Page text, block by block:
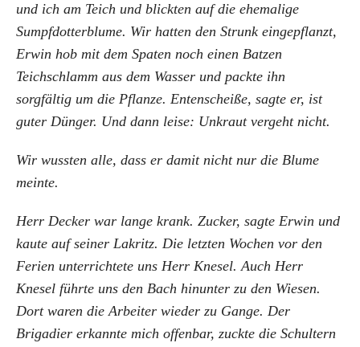
und ich am Teich und blickten auf die ehemalige
Sumpfdotterblume. Wir hatten den Strunk eingepflanzt,
Erwin hob mit dem Spaten noch einen Batzen
Teichschlamm aus dem Wasser und packte ihn
sorgfältig um die Pflanze. Entenscheiße, sagte er, ist
guter Dünger. Und dann leise: Unkraut vergeht nicht.
Wir wussten alle, dass er damit nicht nur die Blume
meinte.
Herr Decker war lange krank. Zucker, sagte Erwin und
kaute auf seiner Lakritz. Die letzten Wochen vor den
Ferien unterrichtete uns Herr Knesel. Auch Herr
Knesel führte uns den Bach hinunter zu den Wiesen.
Dort waren die Arbeiter wieder zu Gange. Der
Brigadier erkannte mich offenbar, zuckte die Schultern